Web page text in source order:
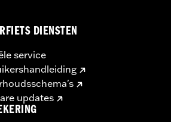
DIENSTEN
service
updates